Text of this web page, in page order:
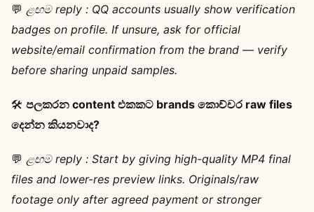
💬 ළඟම reply : QQ accounts usually show verification
badges on profile. If unsure, ask for official
website/email confirmation from the brand — verify
before sharing unpaid samples.
🛠️ පලකරන content එකකට brands කොච්චර raw files
දෙන්න කියනවාද?
💬 ළඟම reply : Start by giving high-quality MP4 final
files and lower-res preview links. Originals/raw
footage only after agreed payment or stronger